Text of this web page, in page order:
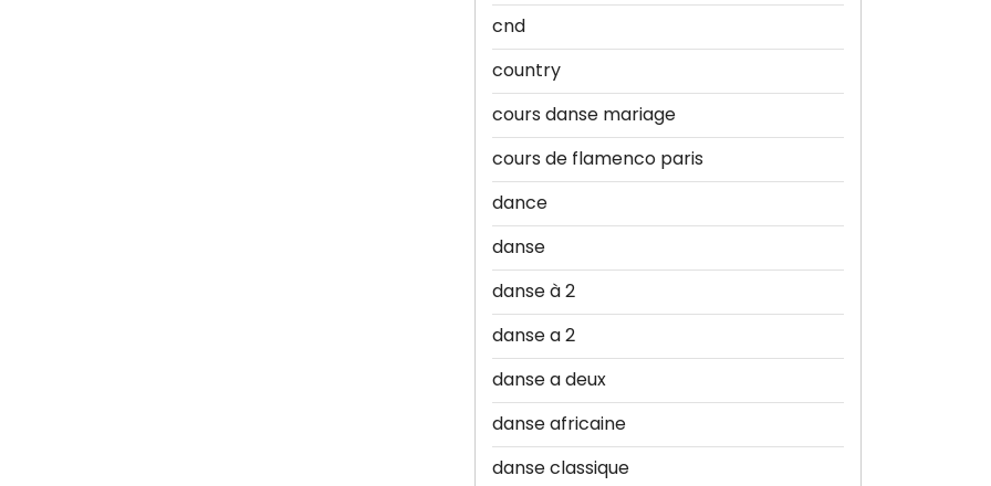
cnd
country
cours danse mariage
cours de flamenco paris
dance
danse
danse à 2
danse a 2
danse a deux
danse africaine
danse classique